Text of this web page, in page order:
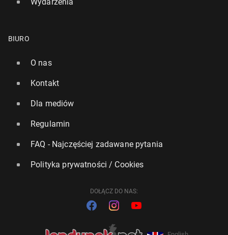
BIURO
O nas
Kontakt
Dla mediów
Regulamin
FAQ - Najczęściej zadawane pytania
Polityka prywatności / Cookies
DOŁĄCZ DO NAS: